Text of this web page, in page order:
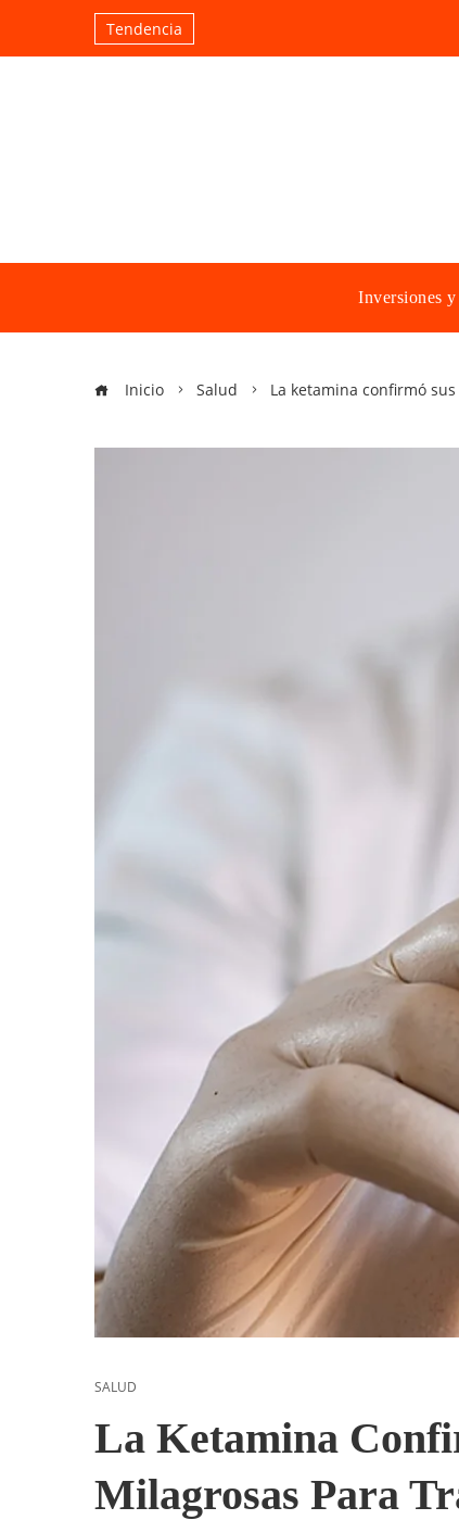
Tendencia
Inversiones
Inicio Salud La ketamina confirmó
SALUD
La Ketamina
Milagrosas Para